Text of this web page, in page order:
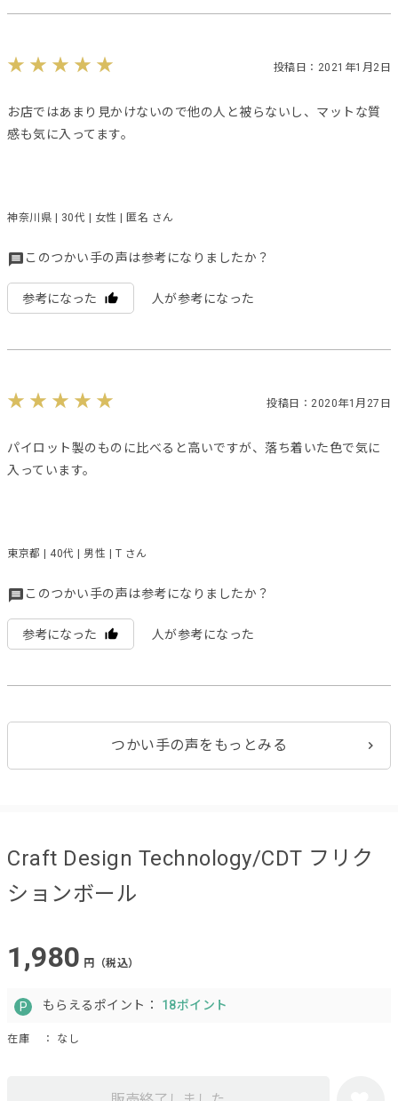
投稿日：2021年1月2日
お店ではあまり見かけないので他の人と被らないし、マットな質
感も気に入ってます。
神奈川県 | 30代 | 女性 | 匿名 さん
このつかい手の声は参考になりましたか？
参考になった 人が参考になった
投稿日：2020年1月27日
パイロット製のものに比べると高いですが、落ち着いた色で気に
入っています。
東京都 | 40代 | 男性 | T さん
このつかい手の声は参考になりましたか？
参考になった 人が参考になった
つかい手の声をもっとみる
Craft Design Technology/CDT フリク
ションボール
1,980 円（税込）
もらえるポイント： 18ポイント
在庫 ： なし